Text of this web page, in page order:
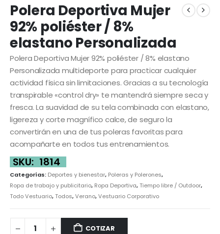
Polera Deportiva Mujer
92% poliéster / 8%
elastano Personalizada
Polera Deportiva Mujer 92% poliéster / 8% elastano
Personalizada multideporte para practicar cualquier
actividad física sin limitaciones. Gracias a su tecnología
transpirable «control dry» te mantendrá siempre seca y
fresca. La suavidad de su tela combinada con elastano,
ligereza y corte magnífico calce, de seguro la
convertirán en una de tus poleras favoritas para
acompañarte en todos tus entrenamientos.
SKU: 1814
Categorías: Deportes y bienestar, Poleras y Polerones,
Ropa de trabajo y publicitario, Ropa Deportiva,Tiempo libre / Outdoor,
Todo Vestuario,Todos,Verano,Vestuario Corporativo
COTIZAR